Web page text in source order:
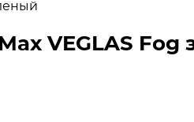
VEGLAS Fog